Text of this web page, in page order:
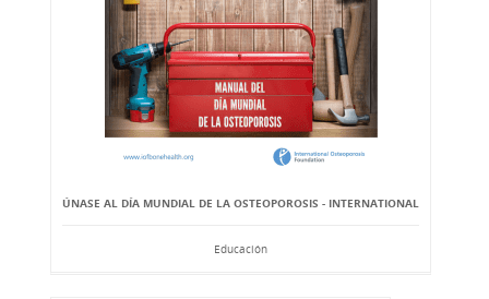
ÚNASE AL DÍA MUNDIAL DE LA OSTEOPOROSIS - INTERNATIONAL
Educación